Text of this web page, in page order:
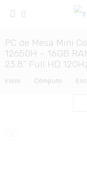
PC de Mesa Mini
12650H – 16GB
23.8” Full HD
Inicio Cómputo